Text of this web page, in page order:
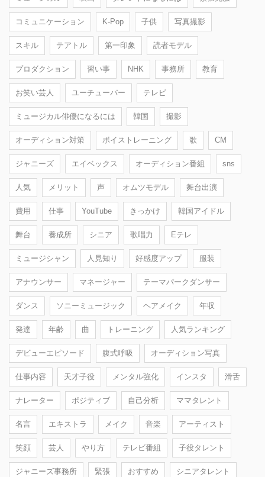
コミュニケーション K-Pop 子供 写真撮影
スキル テアトル 第一印象 読者モデル
プロダクション 習い事 NHK 事務所 教育
お笑い芸人 ユーチューバー テレビ
ミュージカル俳優になるには 韓国 撮影
オーディション対策 ボイストレーニング 歌 CM
ジャニーズ エイベックス オーディション番組 sns
人気 メリット 声 オムツモデル 舞台出演
費用 仕事 YouTube きっかけ 韓国アイドル
舞台 養成所 シニア 歌唱力 Eテレ
ミュージシャン 人見知り 好感度アップ 服装
アナウンサー マネージャー テーマパークダンサー
ダンス ソニーミュージック ヘアメイク 年収
発達 年齢 曲 トレーニング 人気ランキング
デビューエピソード 腹式呼吸 オーディション写真
仕事内容 天才子役 メンタル強化 インスタ 滑舌
ナレーター ポジティブ 自己分析 ママタレント
名言 エキストラ メイク 音楽 アーティスト
笑顔 芸人 やり方 テレビ番組 子役タレント
ジャニーズ事務所 緊張 おすすめ シニアタレント